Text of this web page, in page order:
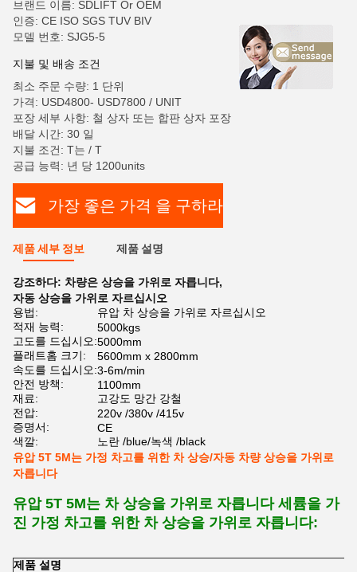
브랜드 이름: SDLIFT Or OEM
인증: CE ISO SGS TUV BIV
모델 번호: SJG5-5
지불 및 배송 조건
최소 주문 수량: 1 단위
가격: USD4800- USD7800 / UNIT
포장 세부 사항: 철 상자 또는 합판 상자 포장
배달 시간: 30 일
지불 조건: T는 / T
공급 능력: 년 당 1200units
가장 좋은 가격 을 구하라
제품 세부 정보 제품 설명
강조하다: 차량은 상승을 가위로 자릅니다,
자동 상승을 가위로 자르십시오
용법:
유압 차 상승을 가위로 자르십시오
적재 능력:
5000kgs
고도를 드십시오:5000mm
플래트홈 크기:
5600mm x 2800mm
속도를 드십시오:3-6m/min
안전 방책:
1100mm
재료:
고강도 망간 강철
전압:
220v /380v /415v
증명서:
CE
색깔:
노란 /blue/녹색 /black
유압 5T 5M는 가정 차고를 위한 차 상승/자동 차량 상승을 가위로
자릅니다
유압 5T 5M는 차 상승을 가위로 자릅니다 세륨을 가
진 가정 차고를 위한 차 상승을 가위로 자릅니다:
제품 설명